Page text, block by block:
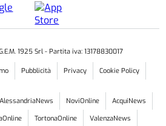
1925 Srl - Partita iva: 13178830017
Pubblicità Privacy Cookie Policy
AlessandriaNews NoviOnline
AcquiNews
TortonaOnline ValenzaNews